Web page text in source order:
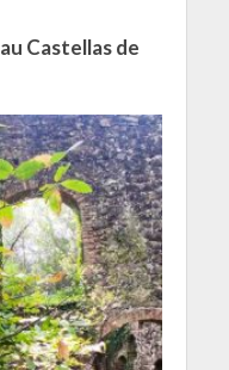
Castellas de